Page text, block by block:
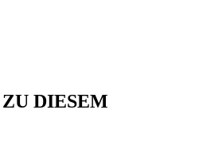
DIESEM